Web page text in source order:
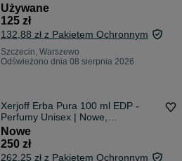
Używane
125 zł
132,88 zł z Pakietem Ochronnym
Szczecin, Warszewo
Odświeżono dnia 08 sierpnia 2026
Xerjoff Erba Pura 100 ml EDP -
Perfumy Unisex | Nowe,
zafoliowane
Nowe
250 zł
262,25 zł z Pakietem Ochronnym